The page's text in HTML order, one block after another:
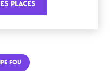
PLACES
FOU